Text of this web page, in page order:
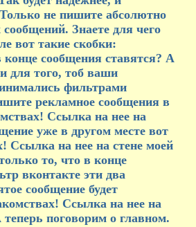
Только не пишите абсолютно
Знаете для чего
вот такие скобки:
сообщения ставятся? А
для того, тоб ваши
фильтрами
рекламное сообщения в
Ссылка на нее на
уже в другом месте вот
Ссылка на нее на стене моей
то, что в конце
вконтакте эти два
сообщение будет
Ссылка на нее на
поговорим о главном.